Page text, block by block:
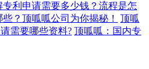
利申请需要多少钱？流程是怎
？顶呱呱公司为你揭秘！
顶呱
需要哪些资料? 顶呱呱：国内专